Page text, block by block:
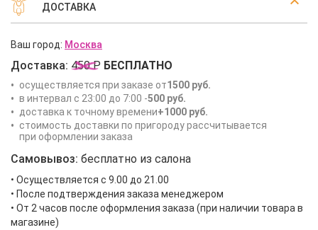
ДОСТАВКА
Ваш город: Москва
Доставка: 450 Р БЕСПЛАТНО
осуществляется при заказе от1500 руб.
в интервал с 23:00 до 7:00 -500 руб.
доставка к точному времени+1000 руб.
стоимость доставки по пригороду рассчитывается
при оформлении заказа
Самовывоз: бесплатно из салона
• Осуществляется с 9.00 до 21.00
• После подтверждения заказа менеджером
• От 2 часов после оформления заказа (при наличии товара в
магазине)